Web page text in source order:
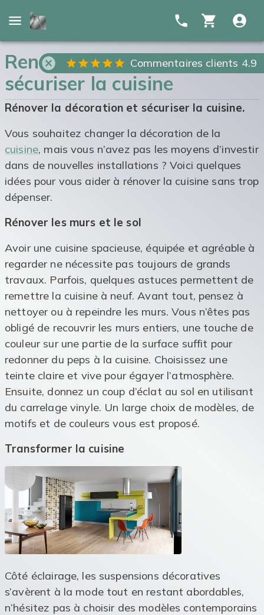
Commentaires clients 4.9
Renover la décoration et
sécuriser la cuisine
Rénover la décoration et sécuriser la cuisine.
Vous souhaitez changer la décoration de la
cuisine, mais vous n’avez pas les moyens d’investir
dans de nouvelles installations ? Voici quelques
idées pour vous aider à rénover la cuisine sans trop
dépenser.
Rénover les murs et le sol
Avoir une cuisine spacieuse, équipée et agréable à
regarder ne nécessite pas toujours de grands
travaux. Parfois, quelques astuces permettent de
remettre la cuisine à neuf. Avant tout, pensez à
nettoyer ou à repeindre les murs. Vous n’êtes pas
obligé de recouvrir les murs entiers, une touche de
couleur sur une partie de la surface suffit pour
redonner du peps à la cuisine. Choisissez une
teinte claire et vive pour égayer l’atmosphère.
Ensuite, donnez un coup d’éclat au sol en utilisant
du carrelage vinyle. Un large choix de modèles, de
motifs et de couleurs vous est proposé.
Transformer la cuisine
Côté éclairage, les suspensions décoratives
s’avèrent à la mode tout en restant abordables,
n’hésitez pas à choisir des modèles contemporains